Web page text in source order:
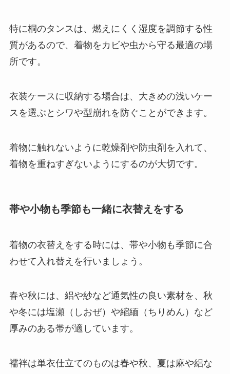
特に桐のタンスは、燃えにくく湿度を調節する性
質があるので、着物をカビや虫から守る最適の場
所です。
衣装ケースに収納する場合は、大きめの浅いケー
スを選ぶとシワや型崩れを防ぐことができます。
着物に触れないように乾燥剤や防虫剤を入れて、
着物を重ねすぎないようにするのが大切です。
帯や小物も季節も一緒に衣替えをする
着物の衣替えをする時には、帯や小物も季節に合
わせて入れ替えを行いましょう。
春や秋には、絽や紗など通気性の良い素材を、秋
や冬には塩瀬（しおぜ）や縮緬（ちりめん）など
厚みのある帯が適しています。
襦袢は単衣仕立てのものは春や秋、夏は麻や絽な